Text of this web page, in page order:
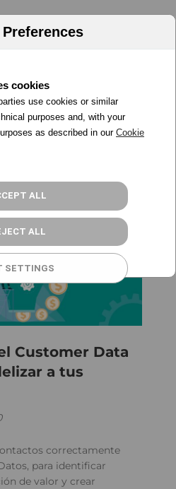
base de
Customer Data
a tus
correctamente
para identificar
de valor y crear
cookies
use cookies or similar
purposes and, with your
as described in our Cookie
ALL
ALL
SETTINGS